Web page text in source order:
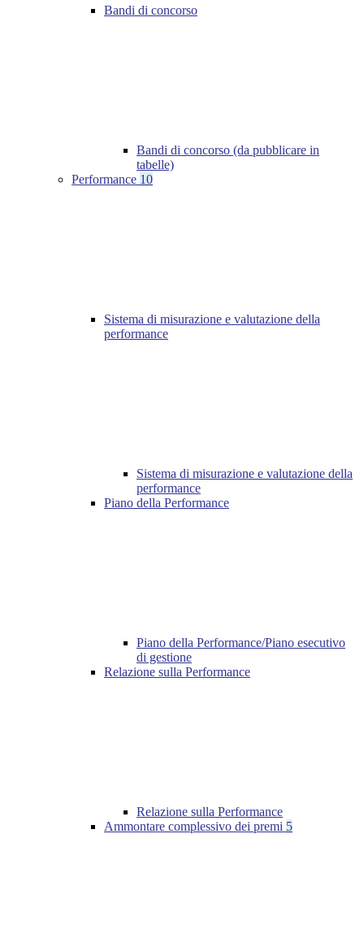
Bandi di concorso
Bandi di concorso (da pubblicare in
tabelle)
Performance 10
Sistema di misurazione e valutazione della
performance
Sistema di misurazione e valutazione della
performance
Piano della Performance
Piano della Performance/Piano esecutivo
di gestione
Relazione sulla Performance
Relazione sulla Performance
Ammontare complessivo dei premi 5